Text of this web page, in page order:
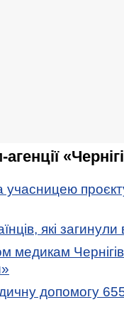
учасницею
які загинули
медикам
допомогу